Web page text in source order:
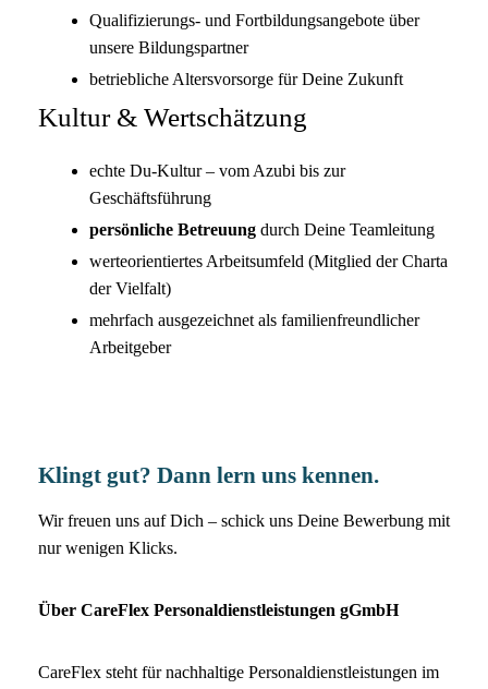
Qualifizierungs- und Fortbildungsangebote über
unsere Bildungspartner
betriebliche Altersvorsorge für Deine Zukunft
Kultur & Wertschätzung
echte Du-Kultur – vom Azubi bis zur
Geschäftsführung
persönliche Betreuung durch Deine Teamleitung
werteorientiertes Arbeitsumfeld (Mitglied der Charta
der Vielfalt)
mehrfach ausgezeichnet als familienfreundlicher
Arbeitgeber
Klingt gut? Dann lern uns kennen.
Wir freuen uns auf Dich – schick uns Deine Bewerbung mit
nur wenigen Klicks.
Über CareFlex Personaldienstleistungen gGmbH
CareFlex steht für nachhaltige Personaldienstleistungen im